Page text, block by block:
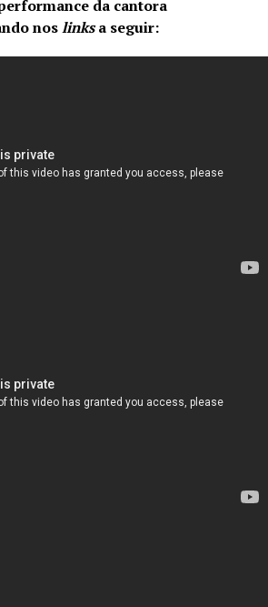
da cantora
noslinksa seguir: